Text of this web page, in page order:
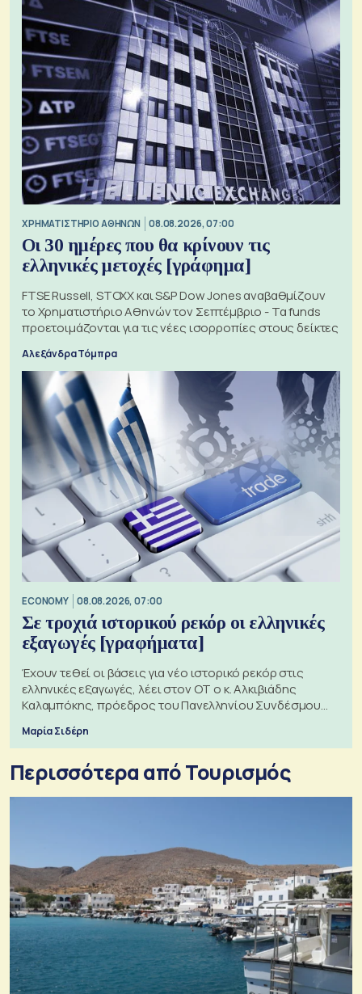
XΡΗΜΑΤΙΣΤΗΡΙΟ ΑΘΗΝΩΝ 08.08.2026, 07:00
Οι 30 ημέρες που θα κρίνουν τις
ελληνικές μετοχές [γράφημα]
FTSE Russell, STOXX και S&P Dow Jones αναβαθμίζουν
το Χρηματιστήριο Αθηνών τον Σεπτέμβριο - Τα funds
προετοιμάζονται για τις νέες ισορροπίες στους δείκτες
Αλεξάνδρα Τόμπρα
ECONOMY 08.08.2026, 07:00
Σε τροχιά ιστορικού ρεκόρ οι ελληνικές
εξαγωγές [γραφήματα]
Έχουν τεθεί οι βάσεις για νέο ιστορικό ρεκόρ στις
ελληνικές εξαγωγές, λέει στον ΟΤ ο κ. Αλκιβιάδης
Καλαμπόκης, πρόεδρος του Πανελληνίου Συνδέσμου
Μαρία Σιδέρη
Περισσότερα από Τουρισμός